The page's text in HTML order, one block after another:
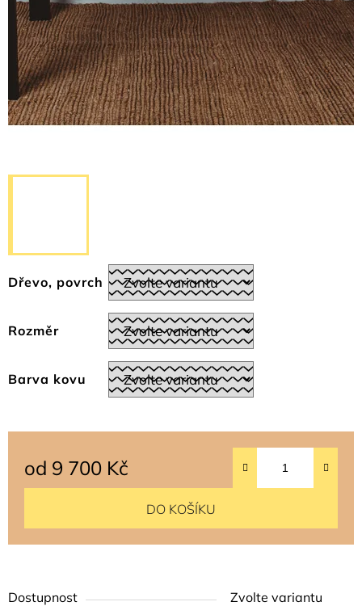
Dřevo, povrch
Rozměr
Barva kovu
Dostupnost
Zvolte variantu
od 9 700 Kč
DO KOŠÍKU